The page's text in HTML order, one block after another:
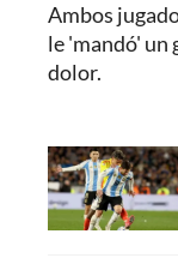
Ambos
le 'mandó' un
dolor.